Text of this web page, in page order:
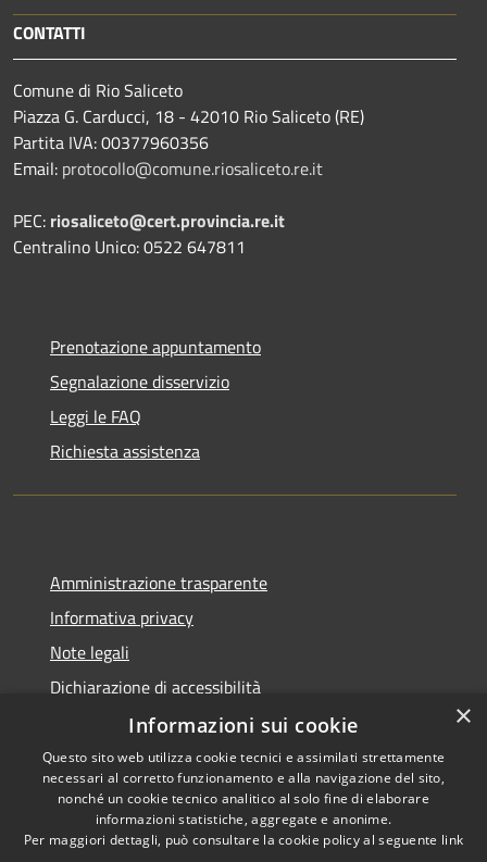
CONTATTI
Comune di Rio Saliceto
Piazza G. Carducci, 18 - 42010 Rio Saliceto (RE)
Partita IVA: 00377960356
Email: protocollo@comune.riosaliceto.re.it
PEC: riosaliceto@cert.provincia.re.it
Centralino Unico: 0522 647811
Prenotazione appuntamento
Segnalazione disservizio
Leggi le FAQ
Richiesta assistenza
Amministrazione trasparente
Informativa privacy
Note legali
Dichiarazione di accessibilità
Accessibilità
Privacy
Copyright © 2026 • Comune di
Rio Saliceto • Powered by
Municipium•Accesso
×
Informazioni sui cookie
Questo sito web utilizza cookie tecnici e assimilati strettamente
necessari al corretto funzionamento e alla navigazione del sito,
nonché un cookie tecnico analitico al solo fine di elaborare
informazioni statistiche, aggregate e anonime.
Per maggiori dettagli, può consultare la cookie policy al seguente link